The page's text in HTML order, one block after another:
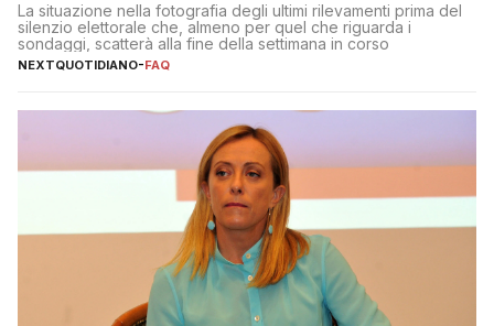
La situazione nella fotografia degli ultimi rilevamenti prima del
silenzio elettorale che, almeno per quel che riguarda i
sondaggi, scatterà alla fine della settimana in corso
NEXTQUOTIDIANO-FAQ